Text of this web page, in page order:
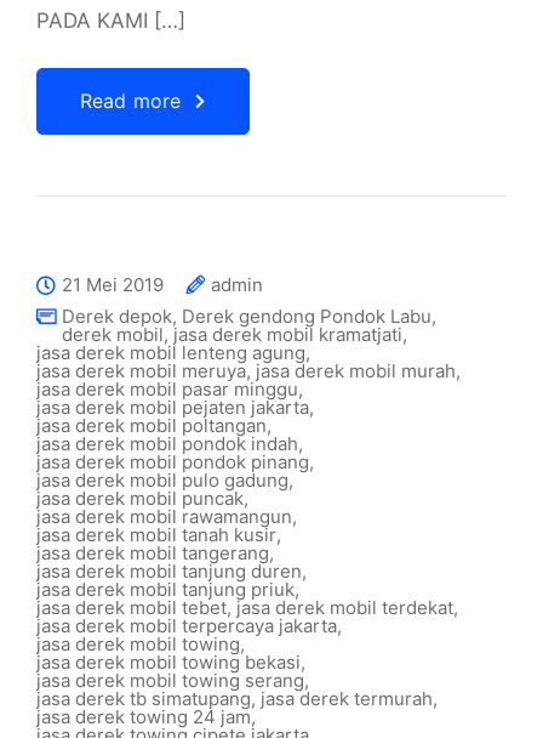
PADA KAMI […]
Read more
21 Mei 2019
admin
Derek depok, Derek gendong Pondok Labu,
derek mobil, jasa derek mobil kramatjati,
jasa derek mobil lenteng agung,
jasa derek mobil meruya, jasa derek mobil murah,
jasa derek mobil pasar minggu,
jasa derek mobil pejaten jakarta,
jasa derek mobil poltangan,
jasa derek mobil pondok indah,
jasa derek mobil pondok pinang,
jasa derek mobil pulo gadung,
jasa derek mobil puncak,
jasa derek mobil rawamangun,
jasa derek mobil tanah kusir,
jasa derek mobil tangerang,
jasa derek mobil tanjung duren,
jasa derek mobil tanjung priuk,
jasa derek mobil tebet, jasa derek mobil terdekat,
jasa derek mobil terpercaya jakarta,
jasa derek mobil towing,
jasa derek mobil towing bekasi,
jasa derek mobil towing serang,
jasa derek tb simatupang, jasa derek termurah,
jasa derek towing 24 jam,